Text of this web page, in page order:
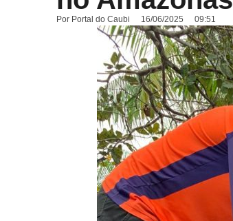
Por Portal do Caubi 16/06/2025 09:51